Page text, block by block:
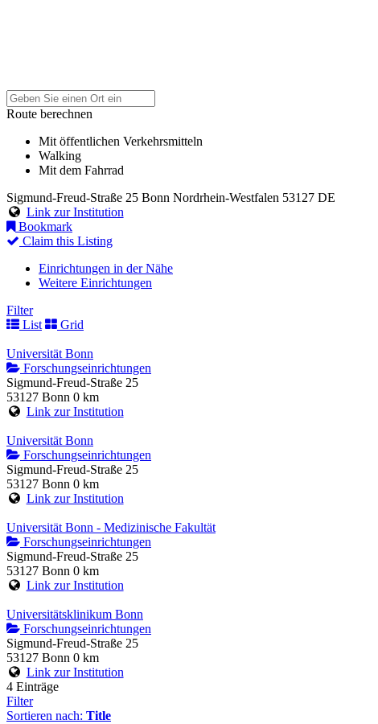
Route berechnen
Mit öffentlichen Verkehrsmitteln
Walking
Mit dem Fahrrad
Sigmund-Freud-Straße 25 Bonn Nordrhein-Westfalen 53127 DE
Link zur Institution
Bookmark
Claim this Listing
Einrichtungen in der Nähe
Weitere Einrichtungen
Filter
List
Grid
Universität Bonn
Forschungseinrichtungen
Sigmund-Freud-Straße 25
53127 Bonn 0 km
Link zur Institution
Universität Bonn
Forschungseinrichtungen
Sigmund-Freud-Straße 25
53127 Bonn 0 km
Link zur Institution
Universität Bonn - Medizinische Fakultät
Forschungseinrichtungen
Sigmund-Freud-Straße 25
53127 Bonn 0 km
Link zur Institution
Universitätsklinikum Bonn
Forschungseinrichtungen
Sigmund-Freud-Straße 25
53127 Bonn 0 km
Link zur Institution
4 Einträge
Filter
Sortieren nach: Title